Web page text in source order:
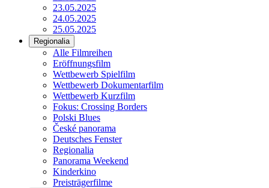
23.05.2025
24.05.2025
25.05.2025
Regionalia
Alle Filmreihen
Eröffnungsfilm
Wettbewerb Spielfilm
Wettbewerb Dokumentarfilm
Wettbewerb Kurzfilm
Fokus: Crossing Borders
Polski Blues
České panorama
Deutsches Fenster
Regionalia
Panorama Weekend
Kinderkino
Preisträgerfilme